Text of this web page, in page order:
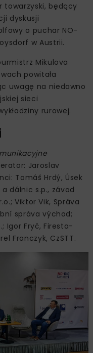
towarzyski, będący
dyskusji
o puchar NO-
w Austrii.
Mikulova
powitała
uwagę na niedawno
sieci
rurowej.
Jaroslav
Tomáš Hrdý, Úsek
dálnic s.p., závod
Viktor Vik, Správa
správa východ;
Igor Fryč, Firesta-
Franczyk, CzSTT.